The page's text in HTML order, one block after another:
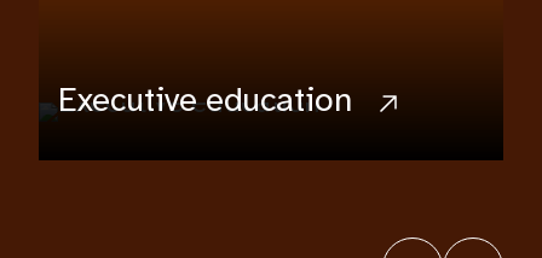
Executive education